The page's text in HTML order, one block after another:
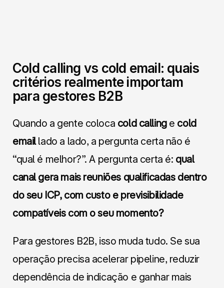
Cold calling vs cold email: quais
critérios realmente importam
para gestores B2B
Quando a gente coloca cold callinge cold
emaillado a lado, a pergunta certa não é
“qual é melhor?”. A pergunta certa é: qual
canal gera mais reuniões qualificadas dentro
do seu ICP, com custo e previsibilidade
compatíveis com o seu momento?
Para gestores B2B, isso muda tudo. Se sua
operação precisa acelerar pipeline, reduzir
dependência de indicação e ganhar mais